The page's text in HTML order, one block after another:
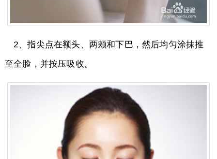
2、指尖点在额头、两颊和下巴，然后均匀涂抹推
至全脸，并按压吸收。